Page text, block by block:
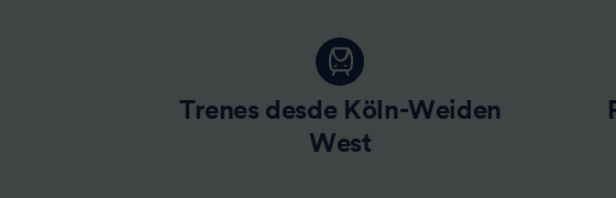
Trenes desde Köln-Weiden
West